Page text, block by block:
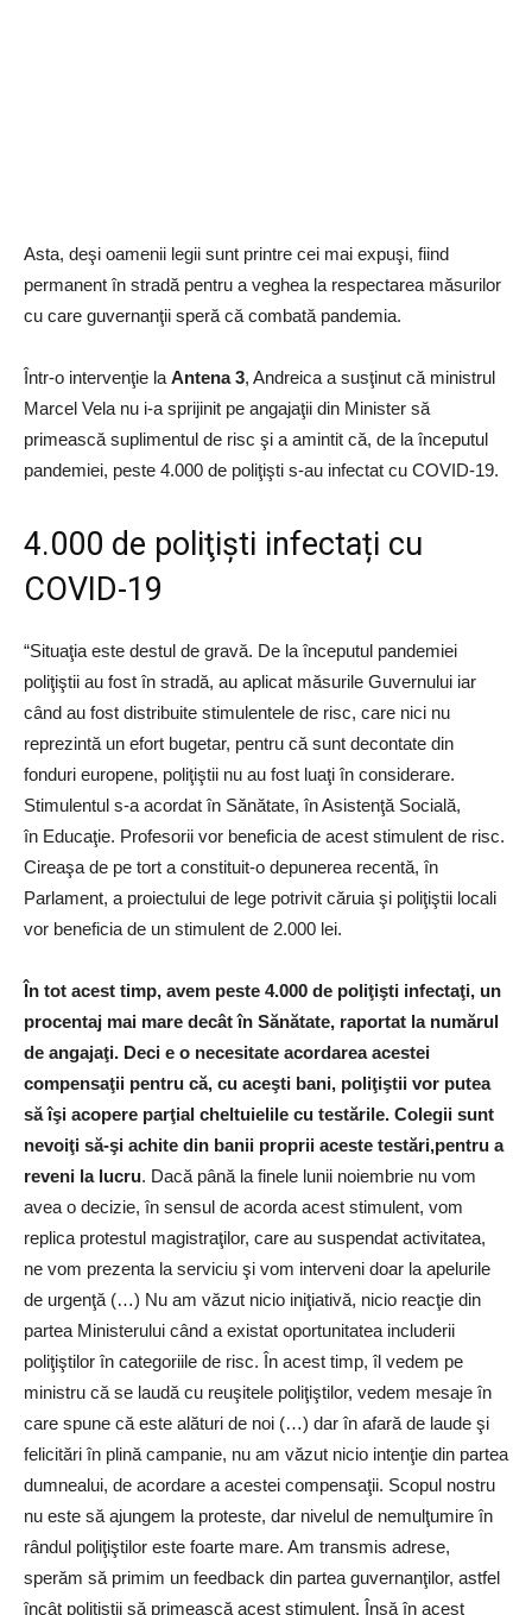
Asta, deşi oamenii legii sunt printre cei mai expuşi, fiind
permanent în stradă pentru a veghea la respectarea măsurilor
cu care guvernanţii speră că combată pandemia.
Într-o intervenţie la Antena 3, Andreica a susţinut că ministrul
Marcel Vela nu i-a sprijinit pe angajaţii din Minister să
primească suplimentul de risc şi a amintit că, de la începutul
pandemiei, peste 4.000 de poliţişti s-au infectat cu COVID-19.
4.000 de poliţişti infectați cu
COVID-19
“Situaţia este destul de gravă. De la începutul pandemiei
poliţiştii au fost în stradă, au aplicat măsurile Guvernului iar
când au fost distribuite stimulentele de risc, care nici nu
reprezintă un efort bugetar, pentru că sunt decontate din
fonduri europene, poliţiştii nu au fost luaţi în considerare.
Stimulentul s-a acordat în Sănătate, în Asistenţă Socială,
în Educaţie. Profesorii vor beneficia de acest stimulent de risc.
Cireaşa de pe tort a constituit-o depunerea recentă, în
Parlament, a proiectului de lege potrivit căruia şi poliţiştii locali
vor beneficia de un stimulent de 2.000 lei.
În tot acest timp, avem peste 4.000 de poliţişti infectaţi, un
procentaj mai mare decât în Sănătate, raportat la numărul
de angajaţi. Deci e o necesitate acordarea acestei
compensaţii pentru că, cu aceşti bani, poliţiştii vor putea
să îşi acopere parţial cheltuielile cu testările. Colegii sunt
nevoiţi să-şi achite din banii proprii aceste testări,pentru a
reveni la lucru. Dacă până la finele lunii noiembrie nu vom
avea o decizie, în sensul de acorda acest stimulent, vom
replica protestul magistraţilor, care au suspendat activitatea,
ne vom prezenta la serviciu şi vom interveni doar la apelurile
de urgenţă (…) Nu am văzut nicio iniţiativă, nicio reacţie din
partea Ministerului când a existat oportunitatea includerii
poliţiştilor în categoriile de risc. În acest timp, îl vedem pe
ministru că se laudă cu reuşitele poliţiştilor, vedem mesaje în
care spune că este alături de noi (…) dar în afară de laude şi
felicitări în plină campanie, nu am văzut nicio intenţie din partea
dumnealui, de acordare a acestei compensaţii. Scopul nostru
nu este să ajungem la proteste, dar nivelul de nemulţumire în
rândul poliţiştilor este foarte mare. Am transmis adrese,
sperăm să primim un feedback din partea guvernanţilor, astfel
încât poliţiştii să primească acest stimulent. Însă în acest